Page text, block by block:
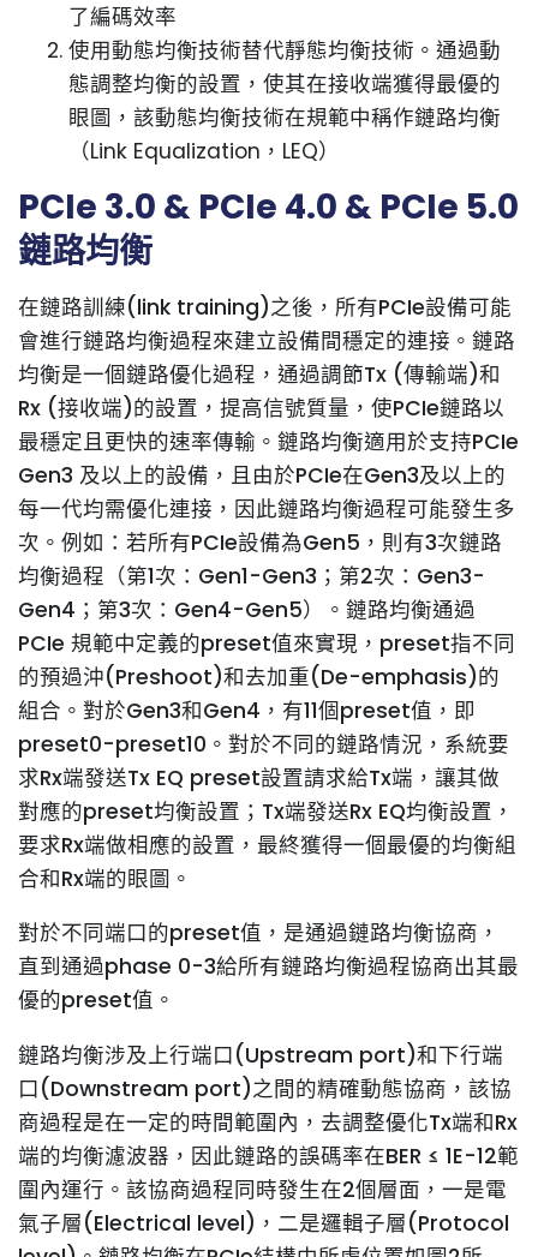
了編碼效率
使用動態均衡技術替代靜態均衡技術。通過動
態調整均衡的設置，使其在接收端獲得最優的
眼圖，該動態均衡技術在規範中稱作鏈路均衡
（Link Equalization，LEQ）
PCIe 3.0 & PCIe 4.0 & PCIe 5.0
鏈路均衡
在鏈路訓練(link training)之後，所有PCIe設備可能
會進行鏈路均衡過程來建立設備間穩定的連接。鏈路
均衡是一個鏈路優化過程，通過調節Tx (傳輸端)和
Rx (接收端)的設置，提高信號質量，使PCIe鏈路以
最穩定且更快的速率傳輸。鏈路均衡適用於支持PCIe
Gen3 及以上的設備，且由於PCIe在Gen3及以上的
每一代均需優化連接，因此鏈路均衡過程可能發生多
次。例如：若所有PCIe設備為Gen5，則有3次鏈路
均衡過程（第1次：Gen1-Gen3；第2次：Gen3-
Gen4；第3次：Gen4-Gen5）。鏈路均衡通過
PCIe 規範中定義的preset值來實現，preset指不同
的預過沖(Preshoot)和去加重(De-emphasis)的
組合。對於Gen3和Gen4，有11個preset值，即
preset0-preset10。對於不同的鏈路情況，系統要
求Rx端發送Tx EQ preset設置請求給Tx端，讓其做
對應的preset均衡設置；Tx端發送Rx EQ均衡設置，
要求Rx端做相應的設置，最終獲得一個最優的均衡組
合和Rx端的眼圖。
對於不同端口的preset值，是通過鏈路均衡協商，
直到通過phase 0-3給所有鏈路均衡過程協商出其最
優的preset值。
鏈路均衡涉及上行端口(Upstream port)和下行端
口(Downstream port)之間的精確動態協商，該協
商過程是在一定的時間範圍內，去調整優化Tx端和Rx
端的均衡濾波器，因此鏈路的誤碼率在BER ≤ 1E-12範
圍內運行。該協商過程同時發生在2個層面，一是電
氣子層(Electrical level)，二是邏輯子層(Protocol